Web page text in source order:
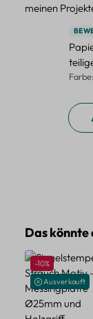
meinen
Das
Rabatt
-10%
Ausverkauft